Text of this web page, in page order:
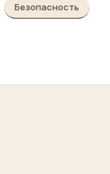
Безопасность